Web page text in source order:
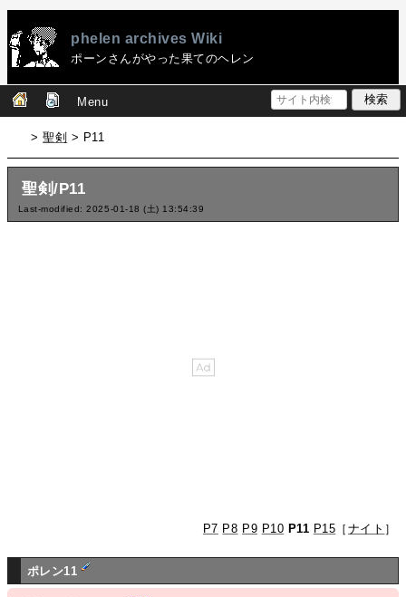
phelen archives Wiki
ポーンさんがやった果てのヘレン
Menu
>聖剣 > P11
聖剣/P11
Last-modified: 2025-01-18 (土) 13:54:39
P7 P8 P9 P10 P11 P15 ［ ナイト ］
ポレン11